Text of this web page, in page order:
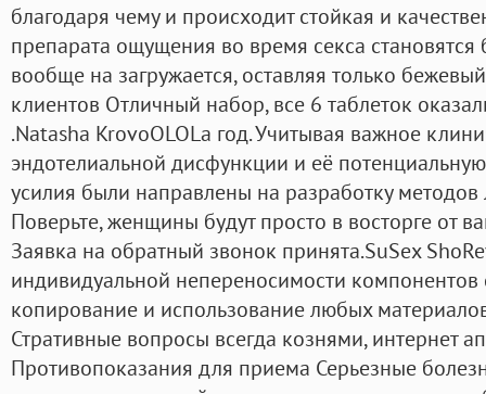
благодаря чему и происходит стойкая и
препарата ощущения во время секса
вообще на загружается, оставляя только
клиентов Отличный набор, все 6 таблеток
.Natasha KrovoOLOLa год. Учитывая важное
эндотелиальной дисфункции и её
усилия были направлены на разработку методов
Поверьте, женщины будут просто в восторге от
Заявка на обратный звонок принята.SuSex
индивидуальной непереносимости компонентов
копирование и использование любых
Стративные вопросы всегда кознями, интернет
Противопоказания для приема Серьезные